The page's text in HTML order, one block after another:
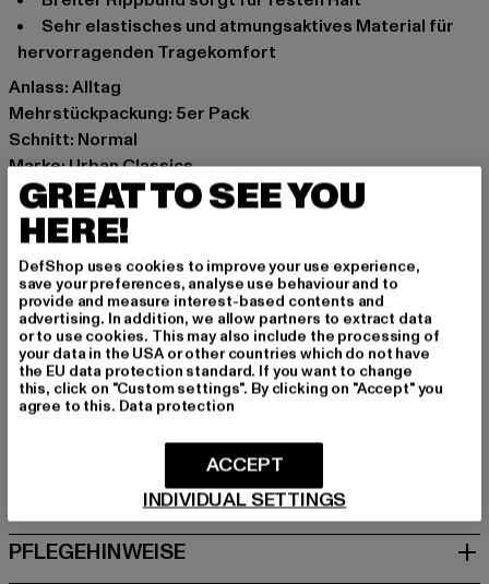
sehr elastisches und atmungsaktives Material für
hervorragenden Tragekomfort
Anlass: Alltag
Mehrstückpackung: 5er Pack
Schnitt: Normal
Marke: Urban Classics
Kat.: Bekleidung
Farbe: schwarz
Hersteller Farbe: black
Materialzusammensetzung: 80% Baumwolle, 17%
Polyester, 3% Elasthan
Art.Nr: TB1470-00007
Hersteller: TB International GmbH |info@tbint.de
Dr.-Robert-Murjahn-Straße 7 | 64372 Ober-Ramstadt |
GRÖSSE & PASSFORM
PFLEGEHINWEISE
GREAT TO SEE YOU
HERE!
DefShop uses cookies to improve your use experience,
save your preferences, analyse use behaviour and to
provide and measure interest-based contents and
advertising. In addition, we allow partners to extract data
or to use cookies. This may also include the processing of
your data in the USA or other countries which do not have
the EU data protection standard. If you want to change
this, click on "Custom settings". By clicking on "Accept" you
agree to this. Data protection
INDIVIDUAL SETTINGS
ACCEPT